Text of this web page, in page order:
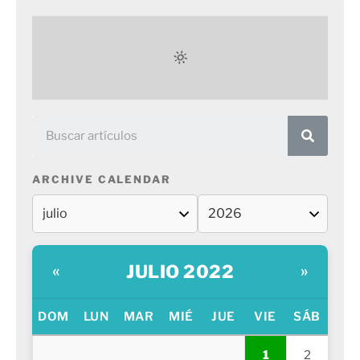
ARCHIVE CALENDAR
« JULIO 2022 »
DOM LUN MAR MIÉ JUE VIE SÁB
1 2